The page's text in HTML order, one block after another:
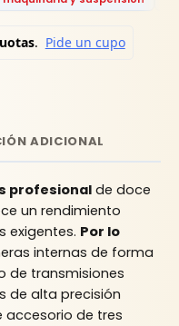
ADICIONAL
profesional de doce
un rendimiento
exigentes. Por lo
internas de forma
de transmisiones
de alta precisión
accesorio de tres